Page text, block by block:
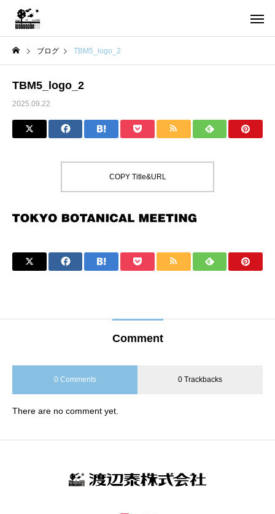
ブログ TBM5_logo_2
TBM5_logo_2
2025.09.22
COPY Title&URL
Comment
0 Comments 0 Trackbacks
There are no comment yet.